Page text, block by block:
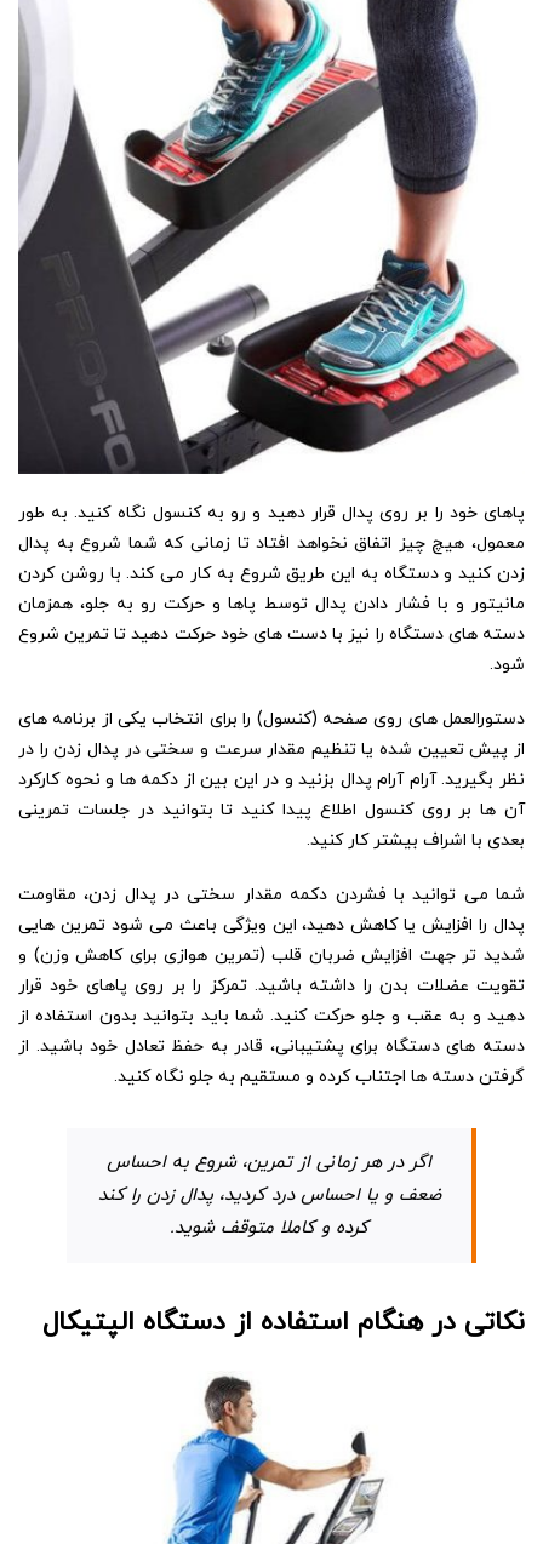
پاهای خود را بر روی پدال قرار دهید و رو به کنسول نگاه کنید. به طور
معمول، هیچ چیز اتفاق نخواهد افتاد تا زمانی که شما شروع به پدال
زدن کنید و دستگاه به این طریق شروع به کار می کند. با روشن کردن
مانیتور و با فشار دادن پدال توسط پاها و حرکت رو به جلو، همزمان
دسته های دستگاه را نیز با دست های خود حرکت دهید تا تمرین شروع
شود.
دستورالعمل های روی صفحه (کنسول) را برای انتخاب یکی از برنامه های
از پیش تعیین شده یا تنظیم مقدار سرعت و سختی در پدال زدن را در
نظر بگیرید. آرام آرام پدال بزنید و در این بین از دکمه ها و نحوه کارکرد
آن ها بر روی کنسول اطلاع پیدا کنید تا بتوانید در جلسات تمرینی
بعدی با اشراف بیشتر کار کنید.
شما می توانید با فشردن دکمه مقدار سختی در پدال زدن، مقاومت
پدال را افزایش یا کاهش دهید، این ویژگی باعث می شود تمرین هایی
شدید تر جهت افزایش ضربان قلب (تمرین هوازی برای کاهش وزن) و
تقویت عضلات بدن را داشته باشید. تمرکز را بر روی پاهای خود قرار
دهید و به عقب و جلو حرکت کنید. شما باید بتوانید بدون استفاده از
دسته های دستگاه برای پشتیبانی، قادر به حفظ تعادل خود باشید. از
گرفتن دسته ها اجتناب کرده و مستقیم به جلو نگاه کنید.
اگر در هر زمانی از تمرین، شروع به احساس
ضعف و یا احساس درد کردید، پدال زدن را کند
کرده و کاملا متوقف شوید.
نکاتی در هنگام استفاده از دستگاه الپتیکال